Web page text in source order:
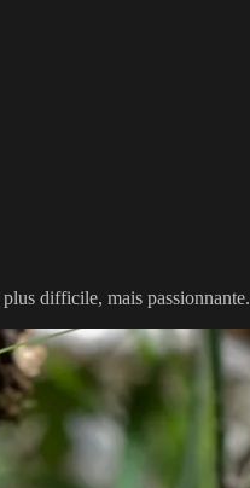
difficile, mais passionnante.